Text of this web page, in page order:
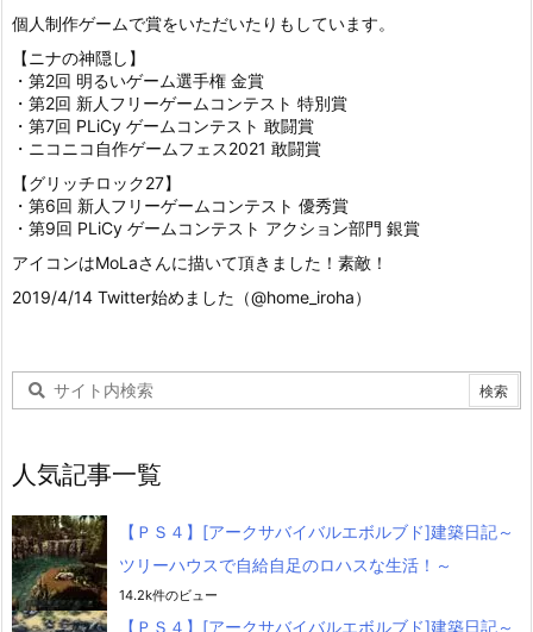
個人制作ゲームで賞をいただいたりもしています。
【ニナの神隠し】
・第2回 明るいゲーム選手権 金賞
・第2回 新人フリーゲームコンテスト 特別賞
・第7回 PLiCy ゲームコンテスト 敢闘賞
・ニコニコ自作ゲームフェス2021 敢闘賞
【グリッチロック27】
・第6回 新人フリーゲームコンテスト 優秀賞
・第9回 PLiCy ゲームコンテスト アクション部門 銀賞
アイコンはMoLaさんに描いて頂きました！素敵！
2019/4/14 Twitter始めました（@home_iroha）
人気記事一覧
【ＰＳ４】[アークサバイバルエボルブド]建築日記～
ツリーハウスで自給自足のロハスな生活！～
14.2k件のビュー
【ＰＳ４】[アークサバイバルエボルブド]建築日記～